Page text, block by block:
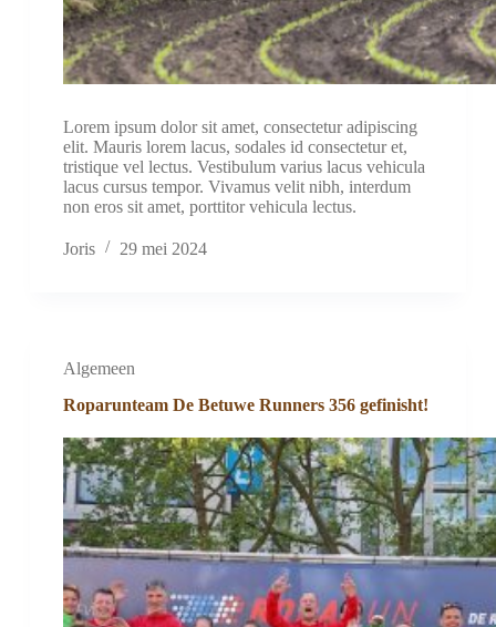
Lorem ipsum dolor sit amet, consectetur adipiscing
elit. Mauris lorem lacus, sodales id consectetur et,
tristique vel lectus. Vestibulum varius lacus vehicula
lacus cursus tempor. Vivamus velit nibh, interdum
non eros sit amet, porttitor vehicula lectus.
Joris 29 mei 2024
Algemeen
Roparunteam De Betuwe Runners 356 gefinisht!